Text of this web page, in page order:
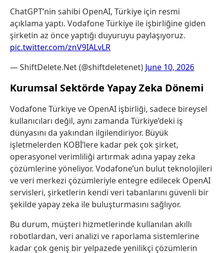
ChatGPT’nin sahibi OpenAI, Türkiye için resmi
açıklama yaptı. Vodafone Türkiye ile işbirliğine giden
şirketin az önce yaptığı duyuruyu paylaşıyoruz.
pic.twitter.com/znV9IALvLR
— ShiftDelete.Net (@shiftdeletenet) June 10, 2026
Kurumsal Sektörde Yapay Zeka Dönemi
Vodafone Türkiye ve OpenAI işbirliği, sadece bireysel
kullanıcıları değil, aynı zamanda Türkiye’deki iş
dünyasını da yakından ilgilendiriyor. Büyük
işletmelerden KOBİ’lere kadar pek çok şirket,
operasyonel verimliliği artırmak adına yapay zeka
çözümlerine yöneliyor. Vodafone’un bulut teknolojileri
ve veri merkezi çözümleriyle entegre edilecek OpenAI
servisleri, şirketlerin kendi veri tabanlarını güvenli bir
şekilde yapay zeka ile buluşturmasını sağlıyor.
Bu durum, müşteri hizmetlerinde kullanılan akıllı
robotlardan, veri analizi ve raporlama sistemlerine
kadar çok geniş bir yelpazede yenilikçi çözümlerin